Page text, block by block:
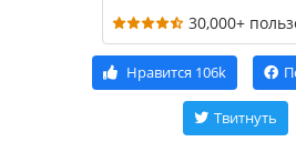
30,000+
Нравится 106k
Твитнуть